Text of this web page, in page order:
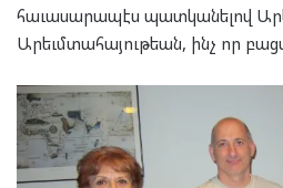
հաւասարապէս պատկանելով
Արեւմտահայութեան, ինչ որ